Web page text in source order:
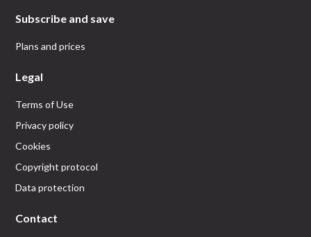
Subscribe and save
Plans and prices
Legal
Terms of Use
Privacy policy
Cookies
Copyright protocol
Data protection
Contact